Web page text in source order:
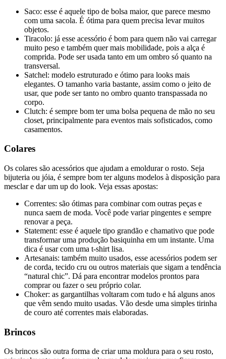
Saco: esse é aquele tipo de bolsa maior, que parece mesmo
com uma sacola. É ótima para quem precisa levar muitos
objetos.
Tiracolo: já esse acessório é bom para quem não vai carregar
muito peso e também quer mais mobilidade, pois a alça é
comprida. Pode ser usada tanto em um ombro só quanto na
transversal.
Satchel: modelo estruturado e ótimo para looks mais
elegantes. O tamanho varia bastante, assim como o jeito de
usar, que pode ser tanto no ombro quanto transpassada no
corpo.
Clutch: é sempre bom ter uma bolsa pequena de mão no seu
closet, principalmente para eventos mais sofisticados, como
casamentos.
Colares
Os colares são acessórios que ajudam a emoldurar o rosto. Seja
bijuteria ou jóia, é sempre bom ter alguns modelos à disposição para
mesclar e dar um up do look. Veja essas apostas:
Correntes: são ótimas para combinar com outras peças e
nunca saem de moda. Você pode variar pingentes e sempre
renovar a peça.
Statement: esse é aquele tipo grandão e chamativo que pode
transformar uma produção basiquinha em um instante. Uma
dica é usar com uma t-shirt lisa.
Artesanais: também muito usados, esse acessórios podem ser
de corda, tecido cru ou outros materiais que sigam a tendência
“natural chic”. Dá para encontrar modelos prontos para
comprar ou fazer o seu próprio colar.
Choker: as gargantilhas voltaram com tudo e há alguns anos
que vêm sendo muito usadas. Vão desde uma simples tirinha
de couro até correntes mais elaboradas.
Brincos
Os brincos são outra forma de criar uma moldura para o seu rosto,